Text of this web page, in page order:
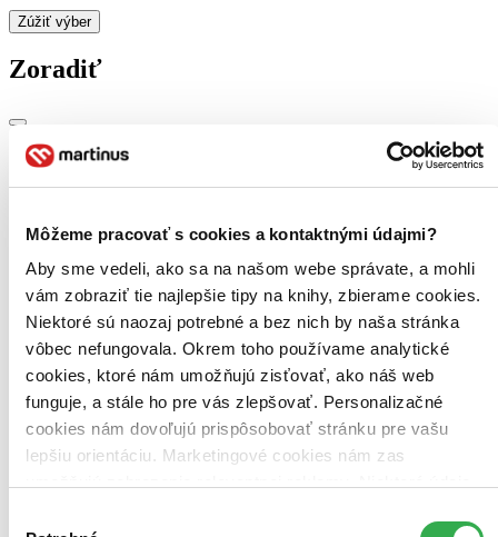
Môžeme pracovať s cookies a kontaktnými údajmi?
Aby sme vedeli, ako sa na našom webe správate, a mohli
vám zobraziť tie najlepšie tipy na knihy, zbierame cookies.
Niektoré sú naozaj potrebné a bez nich by naša stránka
vôbec nefungovala. Okrem toho používame analytické
cookies, ktoré nám umožňujú zisťovať, ako náš web
funguje, a stále ho pre vás zlepšovať. Personalizačné
cookies nám dovoľujú prispôsobovať stránku pre vašu
lepšiu orientáciu. Marketingové cookies nám zas
Zúžiť výber
Zoradiť
Top hodnotené
Najdrahšie
Najvyššia zľava
Použité filtre
Zrušiť filtre
dostupnéS brožovanou väzbou